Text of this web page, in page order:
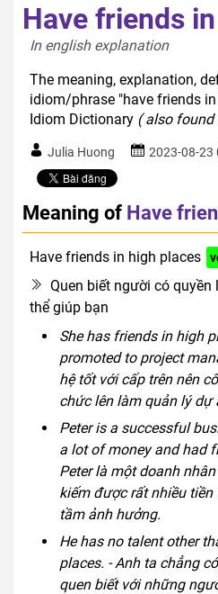
Have friends
In english explanation
The meaning, explanation,
idiom/phrase "have friends
Idiom Dictionary ( also found
Julia Huong 2023-08-23
Meaning of Have
Have friends in high places
Quen biết người có
thể giúp bạn
She has friends in high
promoted to project
hệ tốt với cấp trên nên
chức lên làm quản lý dự
Peter is a successful
a lot of money and had
Peter là một doanh
kiếm được rất nhiều tiền
tầm ảnh hưởng.
He has no talent other
places. - Anh ta chẳng
quen biết với những